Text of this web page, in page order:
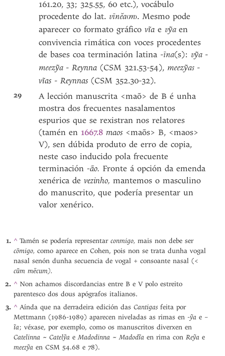
161.20, 33; 325.55, 60 etc.), vocábulo
procedente do lat. vīnĕa(m). Mesmo pode
aparecer co formato gráficovĩae vy͂aen
convivencia rimática con voces procedentes
de bases coa terminación latina -īna(s): vy͂a -
meezy͂a -Reynna(CSM 321.53-54), meezy͂as -
vĩas -Reynnas(CSM 352.30-32).
29
A lección manuscrita <maõ> de B é unha
mostra dos frecuentes nasalamentos
espurios que se rexistran nos relatores
(tamén en 1667.8 maos <maõs> B, <maos>
V), sen dúbida produto de erro de copia,
neste caso inducido pola frecuente
terminación -ão. Fronte á opción da emenda
xenérica devezinho, mantemos o masculino
do manuscrito, que podería presentar un
valor xenérico.
^ Tamén se podería representarconmigo, mais non debe ser
cõmigo, como aparece en Cohen, pois non se trata dunha vogal
nasal senón dunha secuencia de vogal + consoante nasal (<
cŭm mēcum).
^ Non achamos discordancias entre B e V polo estreito
parentesco dos dous apógrafos italianos.
^ Aínda que na derradeira edición dasCantigasfeita por
Mettmann (1986-1989) aparecen niveladas as rimas en -ỹa e –
ĩa; véxase, por exemplo, como os manuscritos diverxen en
Catelinna ~CatelỹaeMadodinna ~Madodĩaen rima conReỹae
meezỹa en CSM 54.68 e 78).